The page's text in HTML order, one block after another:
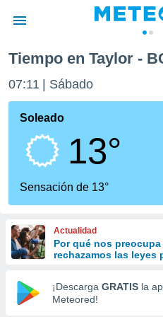
de
ha
calidad.
a este
las
y
forma
digital
basada
Tiempo en Taylor -
07:11 Sábado
Soleado
13°
Sensación de 13°
Actualidad
Por qué nos
rechazamos las leyes
¡Descarga GRATIS la
Meteored!